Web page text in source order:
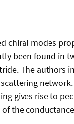
chiral modes
been found in
The authors
gives rise to
the